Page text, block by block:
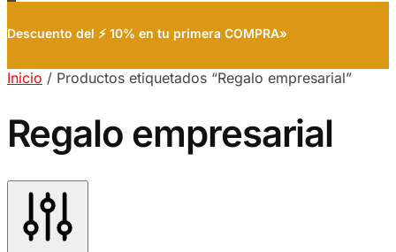
Descuento del ⚡ 10% en tu primera COMPRA»
Inicio / Productos etiquetados “Regalo empresarial”
Regalo empresarial